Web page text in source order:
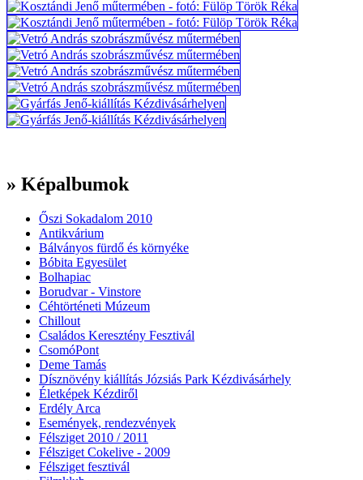
» Képalbumok
Őszi Sokadalom 2010
Antikvárium
Bálványos fürdő és környéke
Bóbita Egyesület
Bolhapiac
Borudvar - Vinstore
Céhtörténeti Múzeum
Chillout
Családos Keresztény Fesztivál
CsomóPont
Deme Tamás
Dísznövény kiállítás Józsiás Park Kézdivásárhely
Életképek Kézdiről
Erdély Arca
Események, rendezvények
Félsziget 2010 / 2011
Félsziget Cokelive - 2009
Félsziget fesztivál